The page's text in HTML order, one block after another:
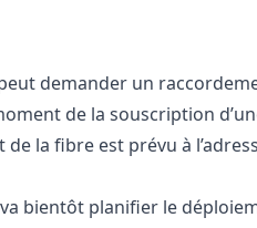
demander un
de la souscription
la fibre est prévu à
bientôt planifier le